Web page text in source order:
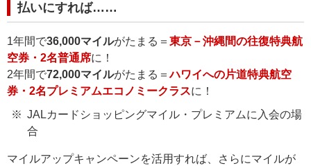
払いにすれば……
1年間で36,000マイルがたまる＝ 東京－沖縄間の往復特典航
空券・2名普通席に！
2年間で72,000マイルがたまる＝ハワイへの片道特典航空
券・2名プレミアムエコノミークラスに！
JALカードショッピングマイル・プレミアムに入会の場
合
マイルアップキャンペーンを活用すれば、さらにマイルが